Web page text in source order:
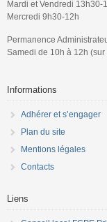
Mardi et Vendredi 13h30-
Mercredi 9h30-12h
Permanence
Samedi de 10h à 12h
Informations
Adhérer et s’engager
Plan du site
Mentions légales
Contacts
Liens